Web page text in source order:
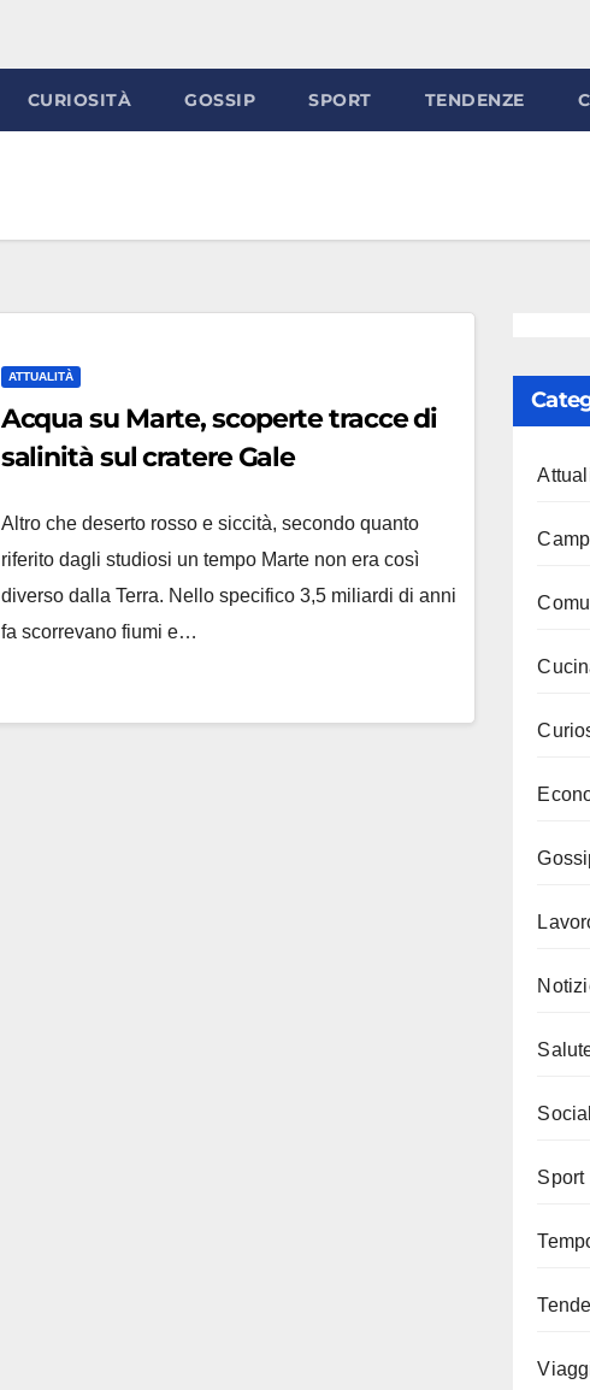
CURIOSITÀ GOSSIP SPORT TENDENZE
ATTUALITÀ
Acqua su Marte, scoperte tracce di
salinità sul cratere Gale
Altro che deserto rosso e siccità, secondo quanto
riferito dagli studiosi un tempo Marte non era così
diverso dalla Terra. Nello specifico 3,5 miliardi di anni
fa scorrevano fiumi e…
Sport